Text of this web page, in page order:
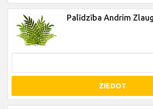
Palīdzība Andrim
ZIEDOT